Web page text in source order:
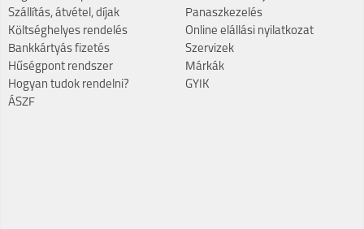
Szállítás, átvétel, díjak
Költséghelyes rendelés
Bankkártyás fizetés
Hűségpont rendszer
Hogyan tudok rendelni?
ÁSZF
Panaszkezelés
Online elállási nyilatkozat
Szervizek
Márkák
GYIK